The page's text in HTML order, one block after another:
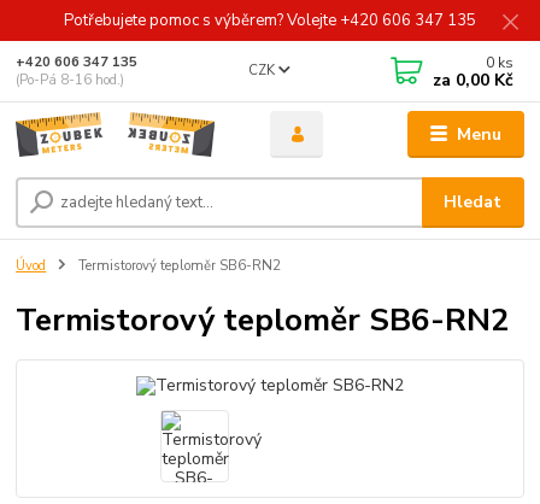
Potřebujete pomoc s výběrem? Volejte +420 606 347 135
Menu
CZK
Hledat
+420 606 347 135
(Po-Pá 8-16 hod.)
0 ks
za 0,00 Kč
Úvod Termistorový teploměr SB6-RN2
Termistorový teploměr SB6-RN2